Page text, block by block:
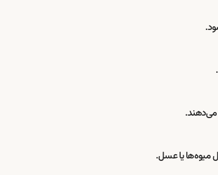
میوه‌ها یا عسل.